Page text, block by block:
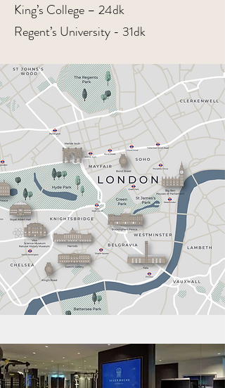
King’s College – 24dk
Regent’s University - 31dk